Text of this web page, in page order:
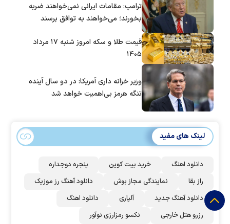
ترامپ: مقامات ایرانی نمی‌خواهند ضربه
بخورند؛ می‌خواهند به توافق برسند
قیمت طلا و سکه امروز شنبه ۱۷ مرداد
۱۴۰۵
وزیر خزانه داری آمریکا: در دو سال آینده
تنگه هرمز بی‌اهمیت خواهد شد
لینک های مفید
دانلود اهنگ خرید بیت کوین
پنجره دوجداره
راز بقا
نمایندگی مجاز بوش
دانلود آهنگ رز‌ موزیک
دانلود آهنگ جدید
آلپاری
دانلود اهنگ
رزرو هتل خارجی
نکسو رمزارزی نوآور